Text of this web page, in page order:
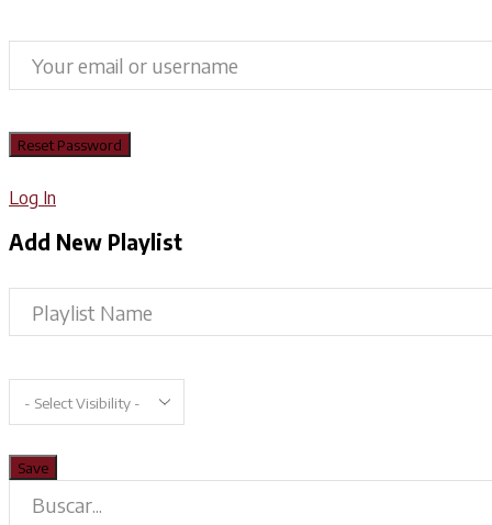
Log In
Add New Playlist